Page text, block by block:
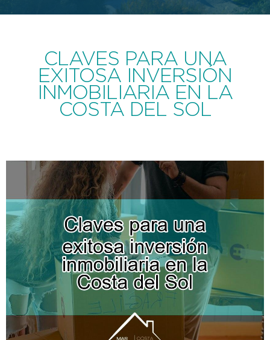
CLAVES PARA UNA
EXITOSA INVERSIÓN
INMOBILIARIA EN LA
COSTA DEL SOL